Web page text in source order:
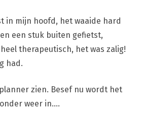
in mijn hoofd, het waaide hard
een stuk buiten gefietst,
therapeutisch, het was zalig!
had.
zien. Besef nu wordt het
weer in….